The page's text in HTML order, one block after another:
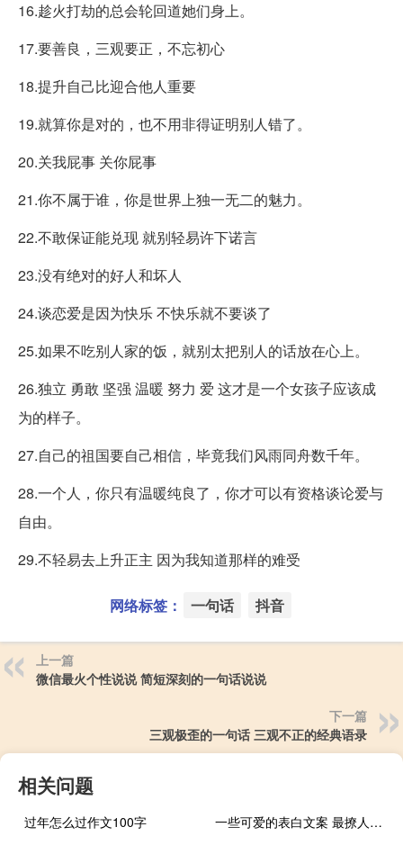
16.趁火打劫的总会轮回道她们身上。
17.要善良，三观要正，不忘初心
18.提升自己比迎合他人重要
19.就算你是对的，也不用非得证明别人错了。
20.关我屁事 关你屁事
21.你不属于谁，你是世界上独一无二的魅力。
22.不敢保证能兑现 就别轻易许下诺言
23.没有绝对的好人和坏人
24.谈恋爱是因为快乐 不快乐就不要谈了
25.如果不吃别人家的饭，就别太把别人的话放在心上。
26.独立 勇敢 坚强 温暖 努力 爱 这才是一个女孩子应该成
为的样子。
27.自己的祖国要自己相信，毕竟我们风雨同舟数千年。
28.一个人，你只有温暖纯良了，你才可以有资格谈论爱与
自由。
29.不轻易去上升正主 因为我知道那样的难受
网络标签： 一句话 抖音
上一篇
微信最火个性说说 简短深刻的一句话说说
下一篇
三观极歪的一句话 三观不正的经典语录
相关问题
过年怎么过作文100字
一些可爱的表白文案 最撩人动情的表白句子